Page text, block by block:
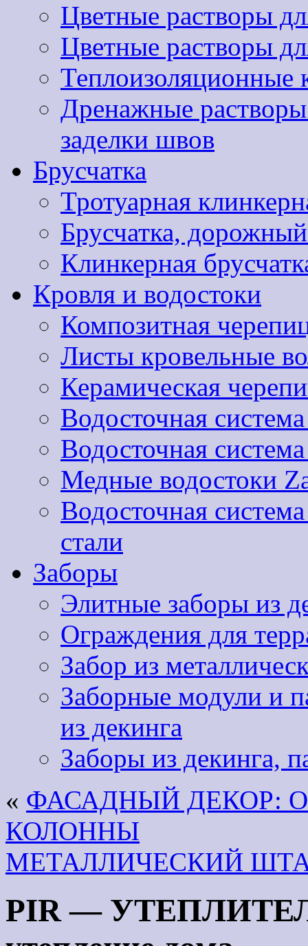
Цветные растворы
Цветные растворы
Теплоизоляционные
Дренажные
заделки швов
Брусчатка
Тротуарная
Брусчатка,
Клинкерная
Кровля и водостоки
Композитная
Листы кровельные
Керамическая
Водосточная
Водосточная
Медные водостоки
Водосточная
стали
Заборы
Элитные заборы из
Ограждения для
Забор из
Заборные модули и
из декинга
Заборы из декинга,
« ФАСАДНЫЙ ДЕКОР:
КОЛОННЫ
МЕТАЛЛИЧЕСКИЙ
PIR —